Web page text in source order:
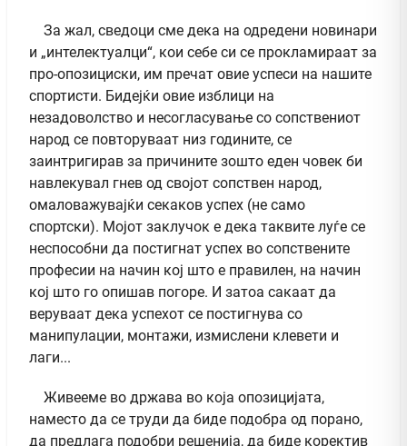
За жал, сведоци сме дека на одредени новинари
и „интелектуалци“, кои себе си се прокламираат за
про-опозициски, им пречат овие успеси на нашите
спортисти. Бидејќи овие изблици на
незадоволство и несогласување со сопствениот
народ се повторуваат низ годините, се
заинтригирав за причините зошто еден човек би
навлекувал гнев од својот сопствен народ,
омаловажувајќи секаков успех (не само
спортски). Мојот заклучок е дека таквите луѓе се
неспособни да постигнат успех во сопствените
професии на начин кој што е правилен, на начин
кој што го опишав погоре. И затоа сакаат да
веруваат дека успехот се постигнува со
манипулации, монтажи, измислени клевети и
лаги...
Живееме во држава во која опозицијата,
наместо да се труди да биде подобра од порано,
да предлага подобри решенија, да биде коректив